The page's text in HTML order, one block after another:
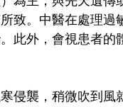
致。中醫在處理過
此外，會視患者的
侵襲，稍微吹到風